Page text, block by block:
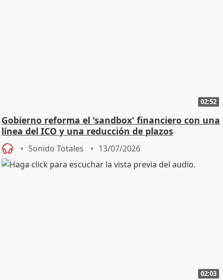
02:52
Gobierno reforma el 'sandbox' financiero con una
línea del ICO y una reducción de plazos
Sonido Totales 13/07/2026
02:03